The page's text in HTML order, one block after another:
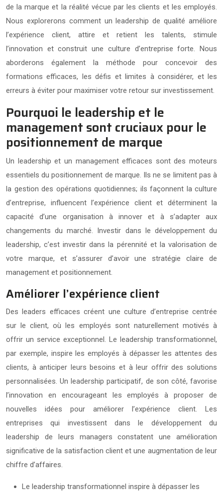
de la marque et la réalité vécue par les clients et les employés.
Nous explorerons comment un leadership de qualité améliore
l’expérience client, attire et retient les talents, stimule
l’innovation et construit une culture d’entreprise forte. Nous
aborderons également la méthode pour concevoir des
formations efficaces, les défis et limites à considérer, et les
erreurs à éviter pour maximiser votre retour sur investissement.
Pourquoi le leadership et le
management sont cruciaux pour le
positionnement de marque
Un leadership et un management efficaces sont des moteurs
essentiels du positionnement de marque. Ils ne se limitent pas à
la gestion des opérations quotidiennes; ils façonnent la culture
d’entreprise, influencent l’expérience client et déterminent la
capacité d’une organisation à innover et à s’adapter aux
changements du marché. Investir dans le développement du
leadership, c’est investir dans la pérennité et la valorisation de
votre marque, et s’assurer d’avoir une stratégie claire de
management et positionnement.
Améliorer l’expérience client
Des leaders efficaces créent une culture d’entreprise centrée
sur le client, où les employés sont naturellement motivés à
offrir un service exceptionnel. Le leadership transformationnel,
par exemple, inspire les employés à dépasser les attentes des
clients, à anticiper leurs besoins et à leur offrir des solutions
personnalisées. Un leadership participatif, de son côté, favorise
l’innovation en encourageant les employés à proposer de
nouvelles idées pour améliorer l’expérience client. Les
entreprises qui investissent dans le développement du
leadership de leurs managers constatent une amélioration
significative de la satisfaction client et une augmentation de leur
chiffre d’affaires.
Le leadership transformationnel inspire à dépasser les